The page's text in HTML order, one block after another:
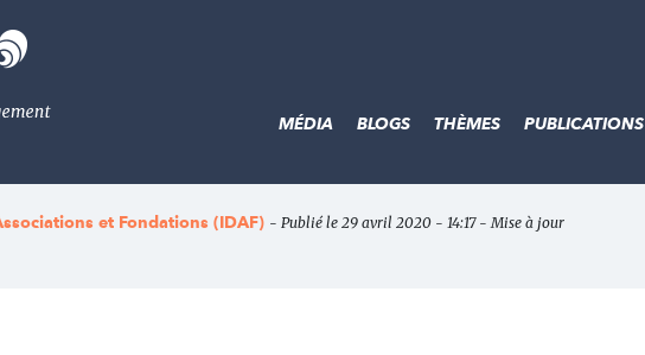
MÉDIA BLOGS THÈMES PUBLICATIONS
et Fondations (IDAF) - Publié le 29 avril 2020 - 14:17 - Mise à jour